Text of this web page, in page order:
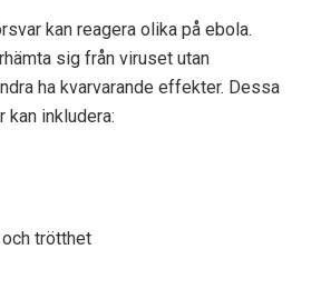
kan reagera olika på ebola.
sig från viruset utan
ha kvarvarande effekter. Dessa
kan inkludera:
trötthet